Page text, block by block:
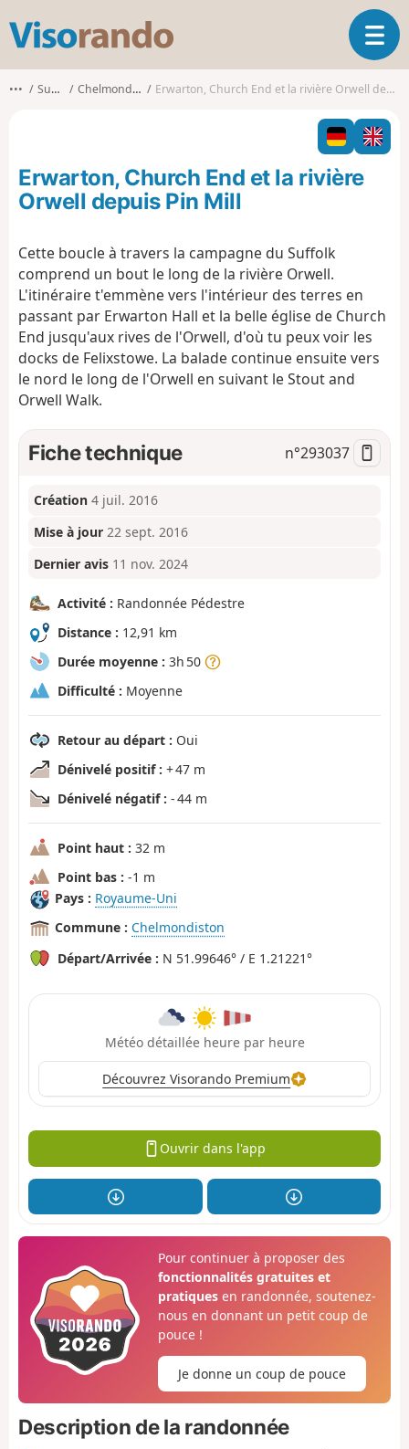
s
o
o
O
u
v
i
r
l
t
n
••• Suffolk Chelmondiston Erwarton, Church End et la rivière Orwell depuis Pin Mill
Erwarton, Church End et la rivière
Orwell depuis Pin Mill
Cette boucle à travers la campagne du Suffolk
comprend un bout le long de la rivière Orwell.
L'itinéraire t'emmène vers l'intérieur des terres en
passant par Erwarton Hall et la belle église de Church
End jusqu'aux rives de l'Orwell, d'où tu peux voir les
docks de Felixstowe. La balade continue ensuite vers
le nord le long de l'Orwell en suivant le Stout and
Orwell Walk.
Fiche technique n°293037
Création 4 juil. 2016
Mise à jour 22 sept. 2016
Dernier avis 11 nov. 2024
Activité : Randonnée Pédestre
Distance : 12,91 km
Durée moyenne : 3h 50
Difficulté : Moyenne
Retour au départ : Oui
Dénivelé positif : + 47 m
Dénivelé négatif : - 44 m
Point haut : 32 m
Point bas : -1 m
Pays : Royaume-Uni
Commune : Chelmondiston
Départ/Arrivée : N 51.99646° / E 1.21221°
Météo détaillée heure par heure
Découvrez Visorando Premium
Ouvrir dans l'app
Pour continuer à proposer des
fonctionnalités gratuites et
pratiquesen randonnée, soutenez-
nous en donnant un petit coup de
pouce !
Je donne un coup de pouce
Description de la randonnée